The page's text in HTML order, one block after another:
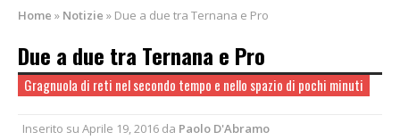
Home » Notizie » Due a due tra Ternana e Pro
Due a due tra Ternana e Pro
Gragnuola di reti nel secondo tempo e nello spazio di pochi minuti
Inserito su Aprile 19, 2016 da Paolo D'Abramo